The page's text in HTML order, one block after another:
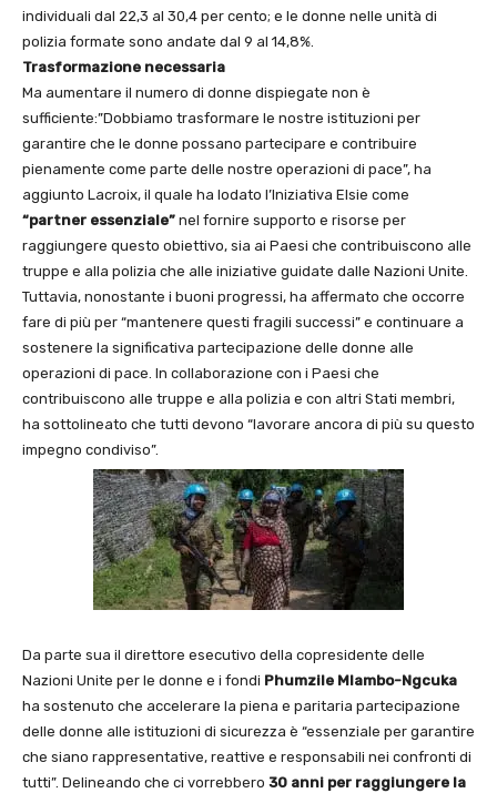
individuali dal 22,3 al 30,4 per cento; e le donne nelle unità di
polizia formate sono andate dal 9 al 14,8%.
Trasformazione necessaria
Ma aumentare il numero di donne dispiegate non è
sufficiente:”Dobbiamo trasformare le nostre istituzioni per
garantire che le donne possano partecipare e contribuire
pienamente come parte delle nostre operazioni di pace”, ha
aggiunto Lacroix, il quale ha lodato l’Iniziativa Elsie come
“partner essenziale” nel fornire supporto e risorse per
raggiungere questo obiettivo, sia ai Paesi che contribuiscono alle
truppe e alla polizia che alle iniziative guidate dalle Nazioni Unite.
Tuttavia, nonostante i buoni progressi, ha affermato che occorre
fare di più per “mantenere questi fragili successi” e continuare a
sostenere la significativa partecipazione delle donne alle
operazioni di pace. In collaborazione con i Paesi che
contribuiscono alle truppe e alla polizia e con altri Stati membri,
ha sottolineato che tutti devono “lavorare ancora di più su questo
impegno condiviso”.
Da parte sua il direttore esecutivo della copresidente delle
Nazioni Unite per le donne e i fondi Phumzile Mlambo-Ngcuka
ha sostenuto che accelerare la piena e paritaria partecipazione
delle donne alle istituzioni di sicurezza è “essenziale per garantire
che siano rappresentative, reattive e responsabili nei confronti di
tutti”. Delineando che ci vorrebbero 30 anni per raggiungere la